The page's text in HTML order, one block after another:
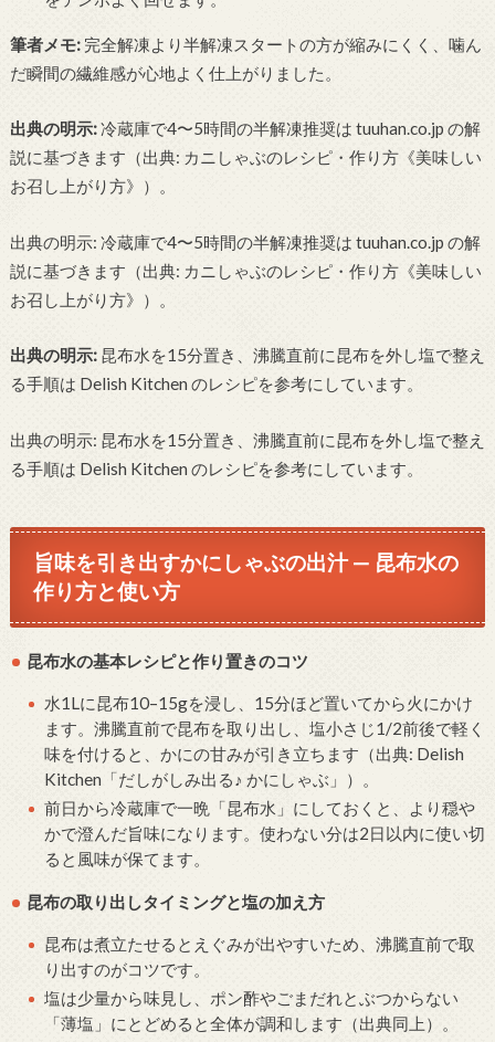
筆者メモ:完全解凍より半解凍スタートの方が縮みにくく、噛ん
だ瞬間の繊維感が心地よく仕上がりました。
出典の明示:冷蔵庫で4〜5時間の半解凍推奨は tuuhan.co.jp の解
説に基づきます（出典: カニしゃぶのレシピ・作り方《美味しい
お召し上がり方》）。
出典の明示: 冷蔵庫で4〜5時間の半解凍推奨は tuuhan.co.jp の解
説に基づきます（出典: カニしゃぶのレシピ・作り方《美味しい
お召し上がり方》）。
出典の明示:昆布水を15分置き、沸騰直前に昆布を外し塩で整え
る手順は Delish Kitchen のレシピを参考にしています。
出典の明示: 昆布水を15分置き、沸騰直前に昆布を外し塩で整え
る手順は Delish Kitchen のレシピを参考にしています。
旨味を引き出すかにしゃぶの出汁 — 昆布水の
作り方と使い方
昆布水の基本レシピと作り置きのコツ
水1Lに昆布10–15gを浸し、15分ほど置いてから火にかけ
ます。沸騰直前で昆布を取り出し、塩小さじ1/2前後で軽く
味を付けると、かにの甘みが引き立ちます（出典: Delish
Kitchen「だしがしみ出る♪ かにしゃぶ」）。
前日から冷蔵庫で一晩「昆布水」にしておくと、より穏や
かで澄んだ旨味になります。使わない分は2日以内に使い切
ると風味が保てます。
昆布の取り出しタイミングと塩の加え方
昆布は煮立たせるとえぐみが出やすいため、沸騰直前で取
り出すのがコツです。
塩は少量から味見し、ポン酢やごまだれとぶつからない
「薄塩」にとどめると全体が調和します（出典同上）。